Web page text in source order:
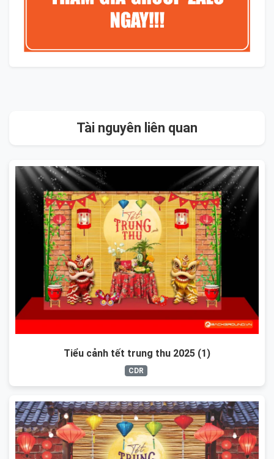
Tài nguyên liên quan
Tiểu cảnh tết trung thu 2025 (1)
CDR